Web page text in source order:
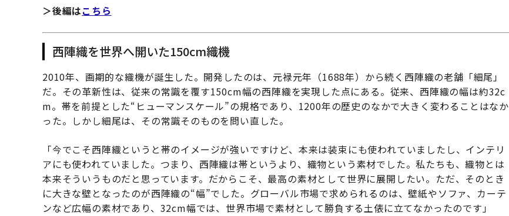
＞後編はこちら
西陣織を世界へ開いた150cm織機
2010年、画期的な織機が誕生した。開発したのは、元禄元年（1688年）から続く西陣織の老舗「細尾」
だ。その革新性は、従来の常識を覆す150cm幅の西陣織を実現した点にある。従来、西陣織の幅は約32c
m。帯を前提とした“ヒューマンスケール”の規格であり、1200年の歴史のなかで大きく変わることはなか
った。しかし細尾は、その常識そのものを問い直した。
「今でこそ西陣織というと帯のイメージが強いですけど、本来は装束にも使われていましたし、インテリ
アにも使われていました。つまり、西陣織は帯というより、織物という素材でした。私たちも、織物とは
本来そういうものだと思っています。だからこそ、最高の素材として世界に展開したい。ただ、そのとき
に大きな壁となったのが西陣織の“幅”でした。グローバル市場で求められるのは、壁紙やソファ、カーテ
ンなど広幅の素材であり、32cm幅では、世界市場で素材として勝負する土俵に立てなかったのです」